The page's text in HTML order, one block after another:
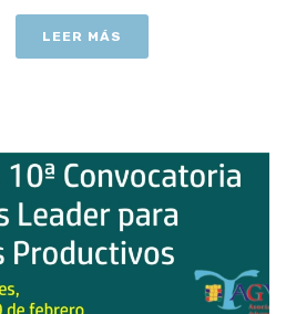
LEER MÁS